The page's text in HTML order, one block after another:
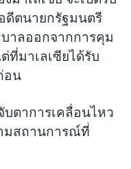
ดีตนายกรัฐมนตรี
าลออกจากการคุม
ที่มาเลเซียได้รับ
อน
บตาการเคลื่อนไหว
มสถานการณ์ที่